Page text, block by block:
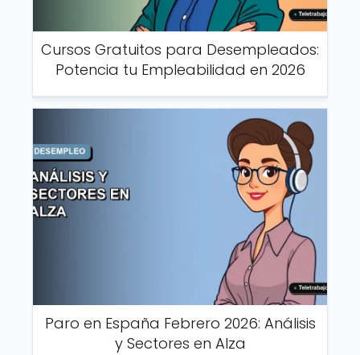
Cursos Gratuitos para Desempleados:
Potencia tu Empleabilidad en 2026
Paro en España Febrero 2026: Análisis
y Sectores en Alza